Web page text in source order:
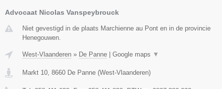
Advocaat Nicolas Vanspeybrouck
Niet gevestigd in de plaats Marchienne au Pont en in de provincie
Henegouwen.
West-Vlaanderen » De Panne Google maps ▼
Markt 10 8660 De Panne (West-Vlaanderen)